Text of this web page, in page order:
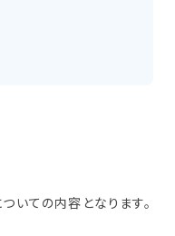
いての内容となります。